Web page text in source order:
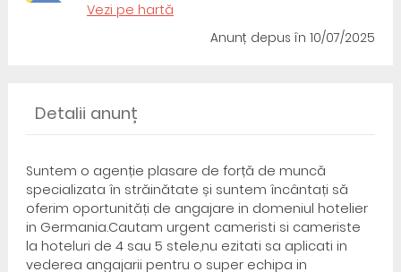
Vezi pe hartă
Anunț depusîn 10/07/2025
Detalii anunț
Suntem o agenție plasare de forță de muncă
specializata în străinătate și suntem încântați să
oferim oportunități de angajare in domeniul hotelier
in Germania.Cautam urgent cameristi si cameriste
la hoteluri de 4 sau 5 stele,nu ezitati sa aplicati in
vederea angajarii pentru o super echipa in